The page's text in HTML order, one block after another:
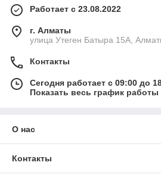
Работает с 23.08.2022
г. Алматы
улица Утеген Батыра 15А,
Контакты
Сегодня работает с 09:00 до
Показать весь график работы
О нас
Контакты